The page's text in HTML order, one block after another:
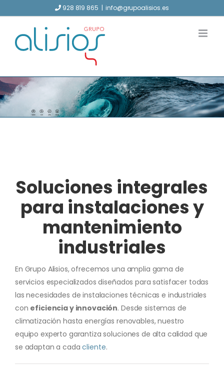
al
contenido
928 819 865 | info@grupoalisios.es
Soluciones integrales
para instalaciones y
mantenimiento
industriales
En Grupo Alisios, ofrecemos una amplia gama de
servicios especializados diseñados para satisfacer todas
las necesidades de instalaciones técnicas e industriales
con eficiencia y innovación. Desde sistemas de
climatización hasta energías renovables, nuestro
equipo experto garantiza soluciones de alta calidad que
se adaptan a cadacliente.